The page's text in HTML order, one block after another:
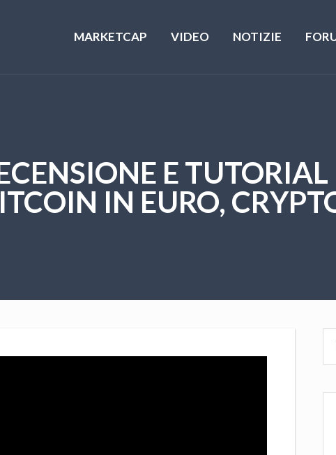
MARKETCAP VIDEO NOTIZIE
E
IN EURO,